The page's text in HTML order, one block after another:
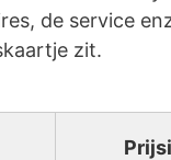
de service
zit.